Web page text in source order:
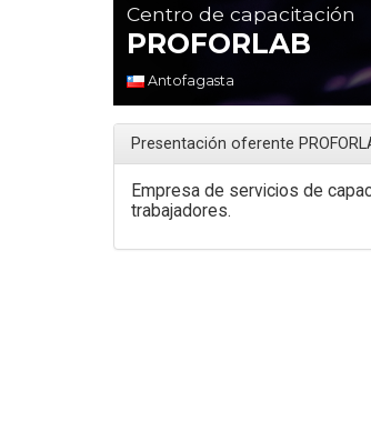
Centro de capacitación
PROFORLAB
Antofagasta
Presentación oferente
Empresa de servicios de
trabajadores.Artículo